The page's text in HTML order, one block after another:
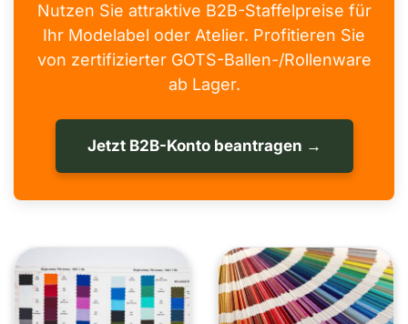
Nutzen Sie attraktive B2B-Staffelpreise für
Ihr Modelabel oder Atelier. Profitieren Sie
von zertifizierter GOTS-Ballen-/Rollenware
ab Lager.
Jetzt B2B-Konto beantragen →